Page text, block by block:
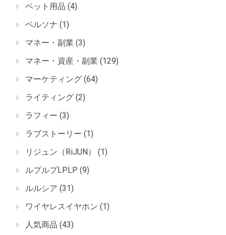
ペット用品 (4)
ペルソナ (1)
マネー・副業 (3)
マネー・資産・副業 (129)
マーケティング (64)
ライティング (2)
ラフィー (3)
ラブストーリー (1)
リジュン（RiJUN）
(1)
ルプルプLPLP (9)
ルルシア (31)
ワイヤレスイヤホン (1)
人気商品 (43)